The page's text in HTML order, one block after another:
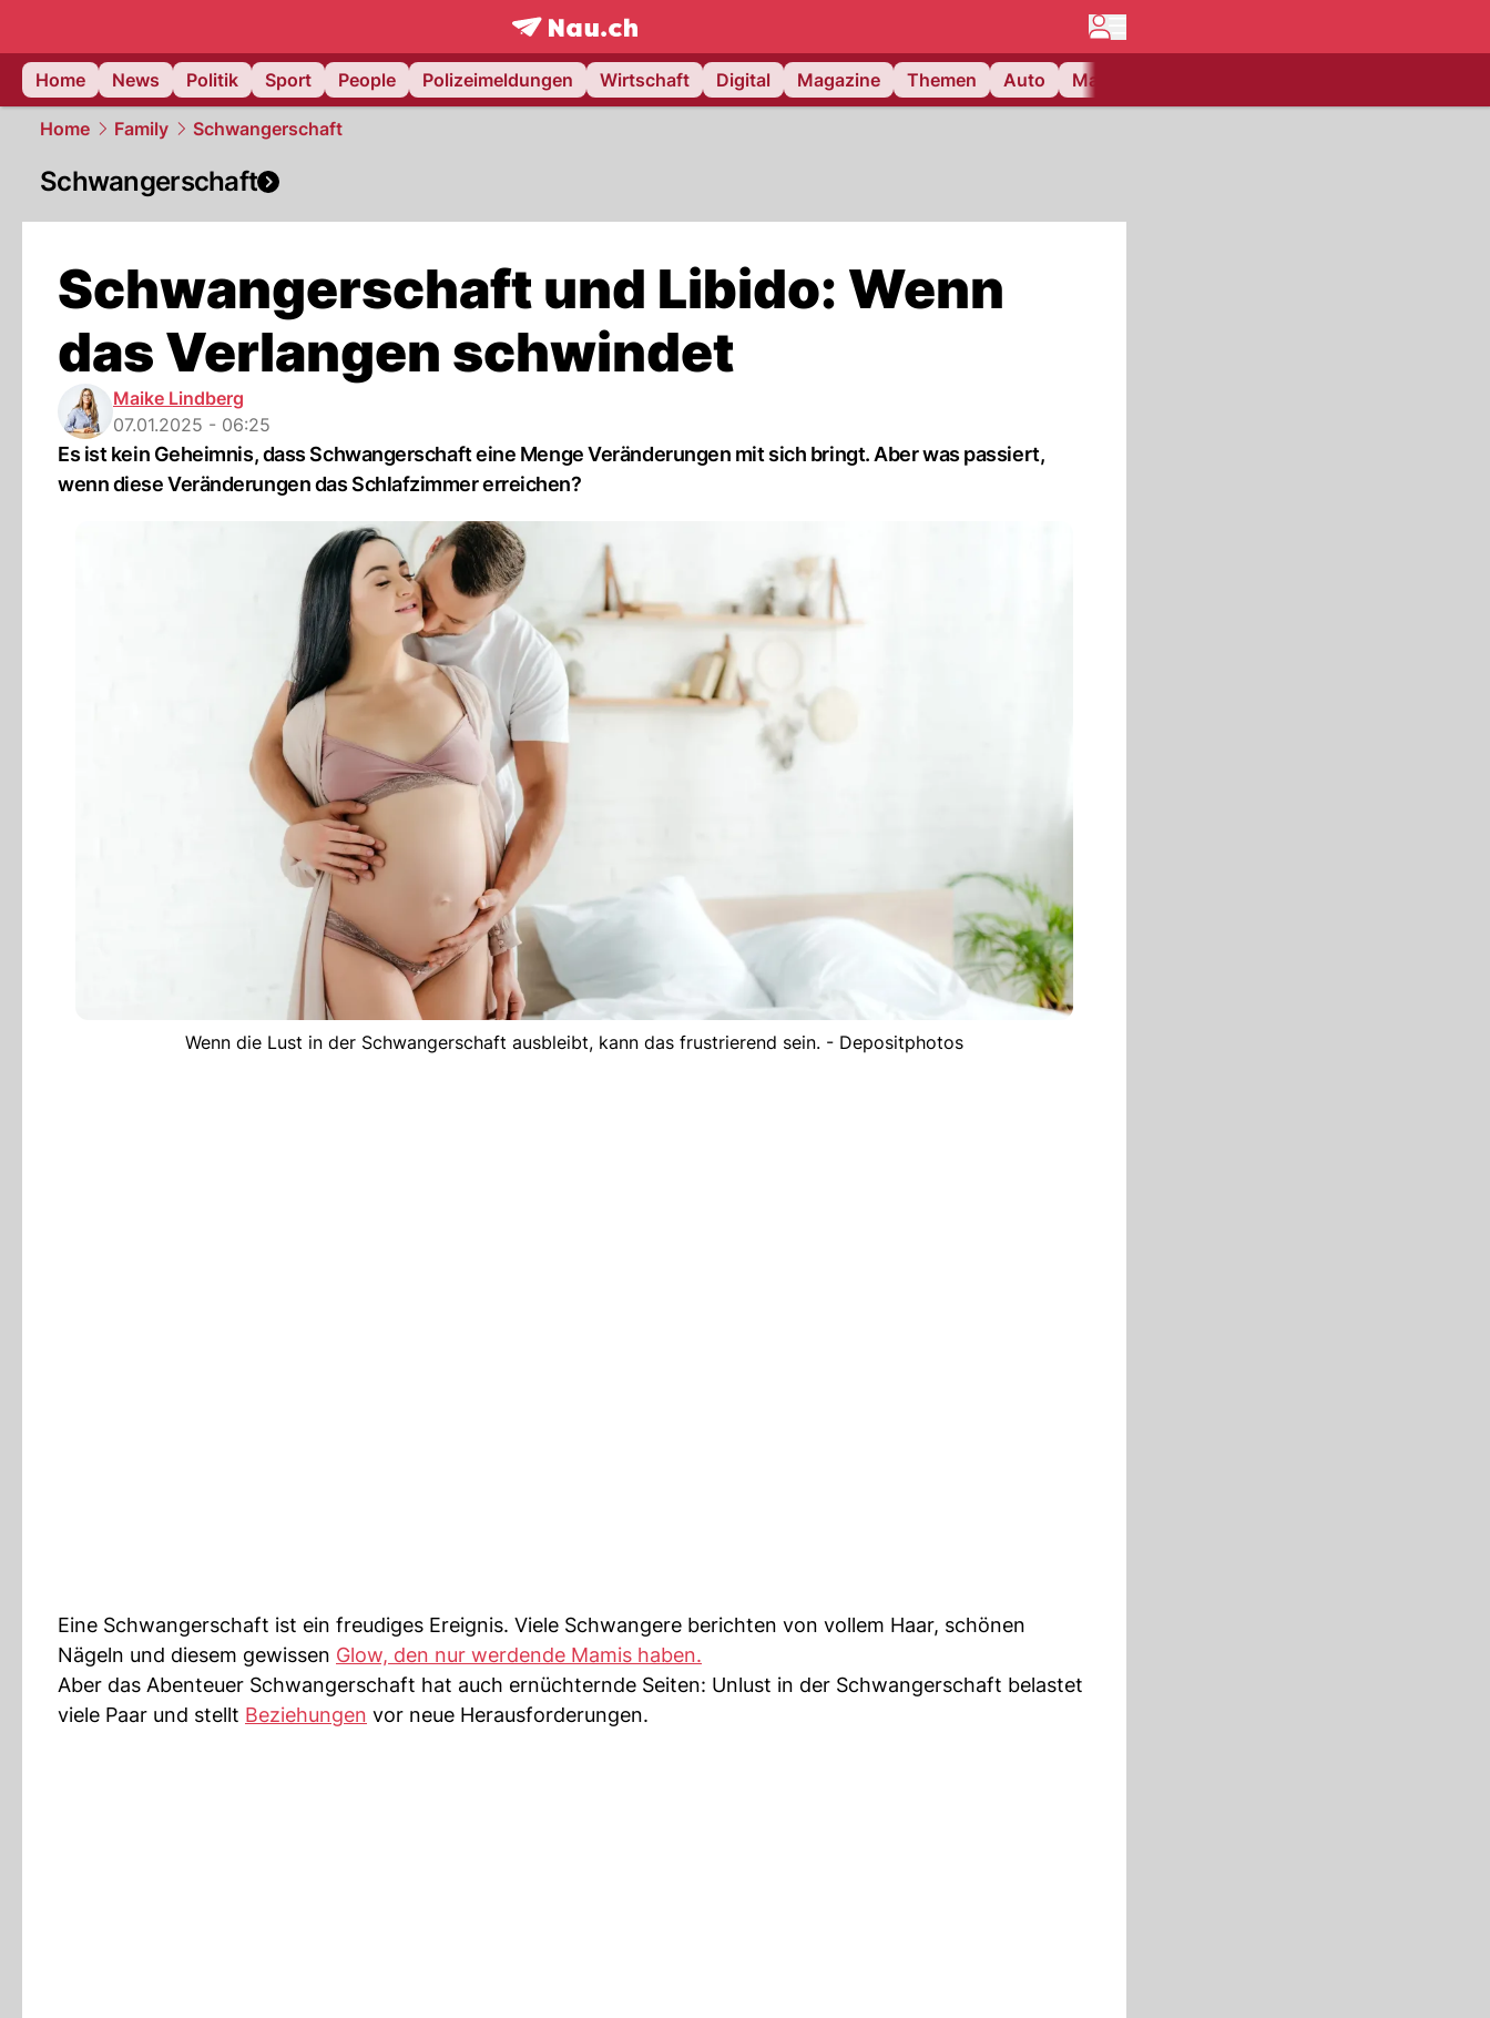
frontpage.NAU.ch
Home
News Politik Sport People Polizeimeldungen Wirtschaft Digital Magazine Themen Auto Matchcenter
Home Family Schwangerschaft
Schwangerschaft
Schwangerschaft und Libido: Wenn
das Verlangen schwindet
Maike Lindberg
07.01.2025 - 06:25
Es ist kein Geheimnis, dass Schwangerschaft eine Menge Veränderungen mit sich bringt. Aber was passiert,
wenn diese Veränderungen das Schlafzimmer erreichen?
Wenn die Lust in der Schwangerschaft ausbleibt, kann das frustrierend sein. - Depositphotos
Eine Schwangerschaft ist ein freudiges Ereignis. Viele Schwangere berichten von vollem Haar, schönen
Nägeln und diesem gewissen Glow, den nur werdende Mamis haben.
Aber das Abenteuer Schwangerschaft hat auch ernüchternde Seiten: Unlust in der Schwangerschaft belastet
viele Paar und stellt Beziehungen vor neue Herausforderungen.